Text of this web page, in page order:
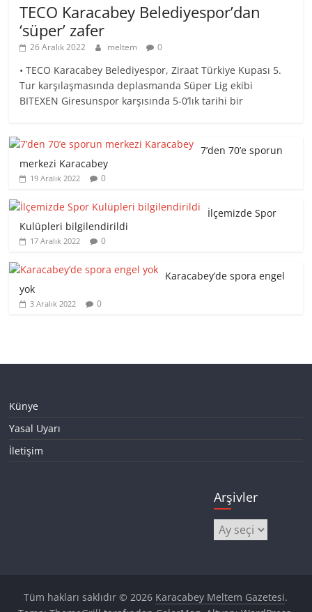
TECO Karacabey Belediyespor’dan
‘süper’ zafer
26 Aralık 2022 meltem 0
• TECO Karacabey Belediyespor, Ziraat Türkiye Kupası 5.
Tur karşılaşmasında deplasmanda Süper Lig ekibi
BITEXEN Giresunspor karşısında 5-0’lık tarihi bir
7’den 70’e sporun
merkezi Karacabey
19 Aralık 2022 0
İlçemizde Spor
Kulüpleri bilgilendirildi
17 Aralık 2022 0
Karacabey’de spora engel
yok
3 Aralık 2022 0
Künye
Yasal Uyarı
İletişim
Arşivler
Arşivler
Tüm hakları saklıdır © 2026 Karacabey Meltem Gazetesi.